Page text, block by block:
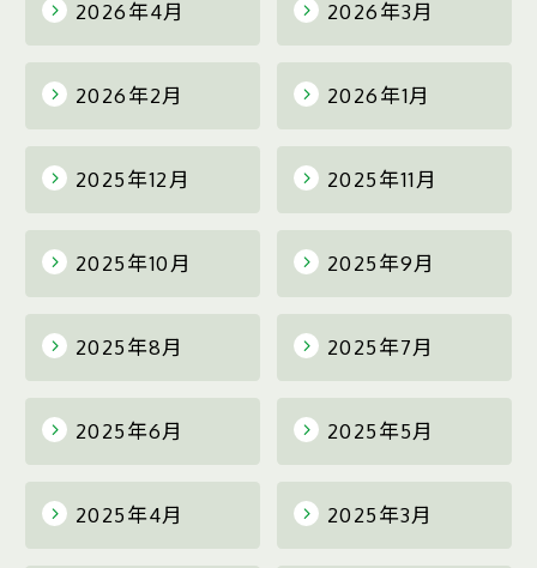
2026年4月 2026年3月
2026年2月 2026年1月
2025年12月 2025年11月
2025年10月 2025年9月
2025年8月 2025年7月
2025年6月 2025年5月
2025年4月 2025年3月